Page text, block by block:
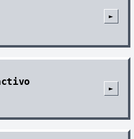
►
►